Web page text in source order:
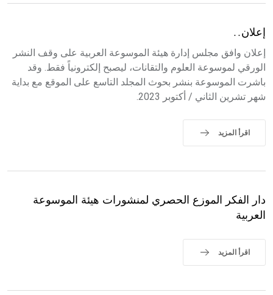
إعلان..
إعلان وافق مجلس إدارة هيئة الموسوعة العربية على وقف النشر
الورقي لموسوعة العلوم والتقانات، ليصبح إلكترونياً فقط. وقد
باشرت الموسوعة بنشر بحوث المجلد التاسع على الموقع مع بداية
شهر تشرين الثاني / أكتوبر 2023.
اقرأ المزيد
دار الفكر الموزع الحصري لمنشورات هيئة الموسوعة
العربية
اقرأ المزيد